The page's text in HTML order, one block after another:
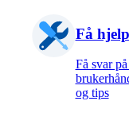
Få
Få svar
og tips